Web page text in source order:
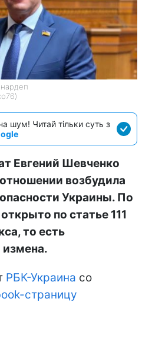
шум! Читай тільки суть з
Евгений Шевченко
возбудила
Украины. По
по статье 111
то есть
измена.
РБК-Украина со
страницу